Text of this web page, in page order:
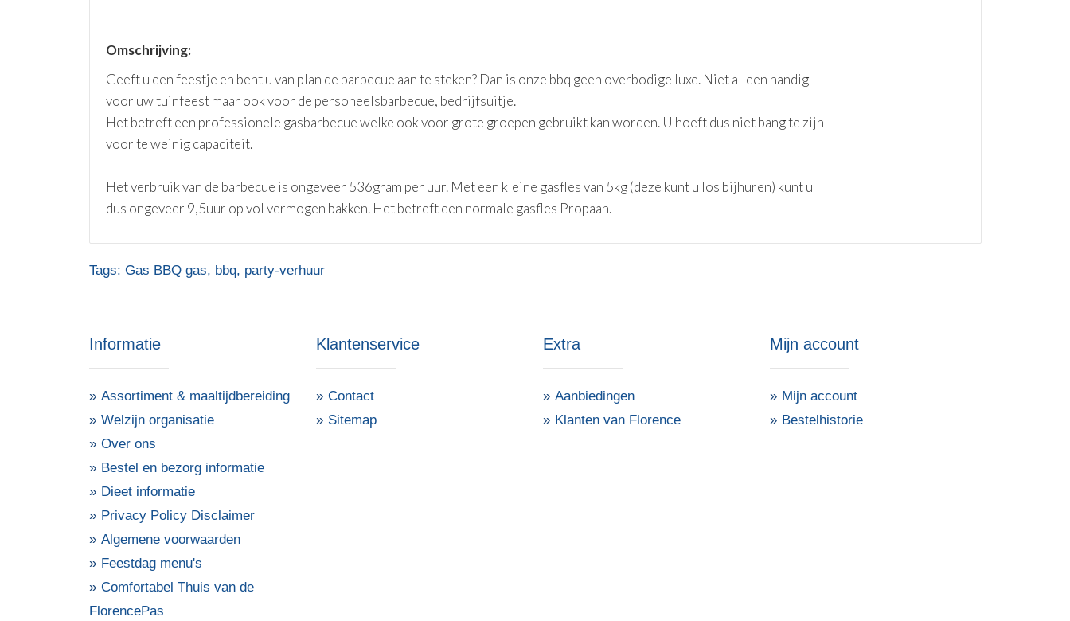
Omschrijving:
Geeft u een feestje en bent u van plan de barbecue aan te steken? Dan is onze bbq geen overbodige luxe. Niet alleen handig
voor uw tuinfeest maar ook voor de personeelsbarbecue, bedrijfsuitje.
Het betreft een professionele gasbarbecue welke ook voor grote groepen gebruikt kan worden. U hoeft dus niet bang te zijn
voor te weinig capaciteit.
Het verbruik van de barbecue is ongeveer 536gram per uur. Met een kleine gasfles van 5kg (deze kunt u los bijhuren) kunt u
dus ongeveer 9,5uur op vol vermogen bakken. Het betreft een normale gasfles Propaan.
Tags: Gas BBQ gas, bbq, party-verhuur
Informatie
Assortiment & maaltijdbereiding
Welzijn organisatie
Over ons
Bestel en bezorg informatie
Dieet informatie
Privacy Policy Disclaimer
Algemene voorwaarden
Feestdag menu's
Comfortabel Thuis van de
FlorencePas
Klantenservice
Contact
Sitemap
Extra
Aanbiedingen
Klanten van Florence
Mijn account
Mijn account
Bestelhistorie